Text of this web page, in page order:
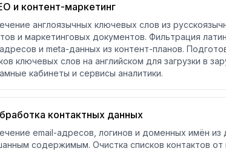
и контент-маркетинг
англоязычных ключевых слов из
и маркетинговых документов. Фильтрация
и meta-данных из контент-планов.
ключевых слов на английском для загрузки в
кабинеты и сервисы аналитики.
контактных данных
email-адресов, логинов и доменных имён из
содержимым. Очистка списков контактов от